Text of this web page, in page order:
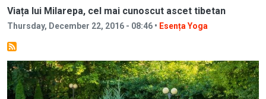
Viața lui Milarepa, cel mai cunoscut ascet tibetan
Thursday, December 22, 2016 - 08:46 • Esența Yoga
Image